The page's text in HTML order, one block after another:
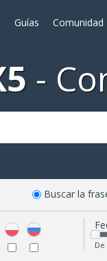
Guías Comunidad
Buscar la